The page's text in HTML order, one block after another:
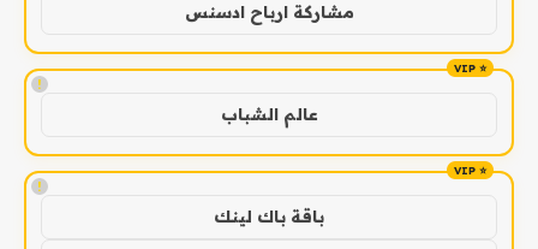
مشاركة ارباح ادسنس
!
عالم الشباب
!
باقة باك لينك